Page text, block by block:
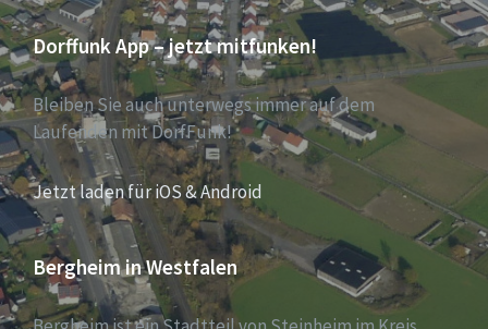
Dorffunk App – jetzt mitfunken!
Bleiben Sie auch unterwegs immer auf dem
Laufenden mit DorfFunk!
Jetzt laden für iOS & Android
Bergheim in Westfalen